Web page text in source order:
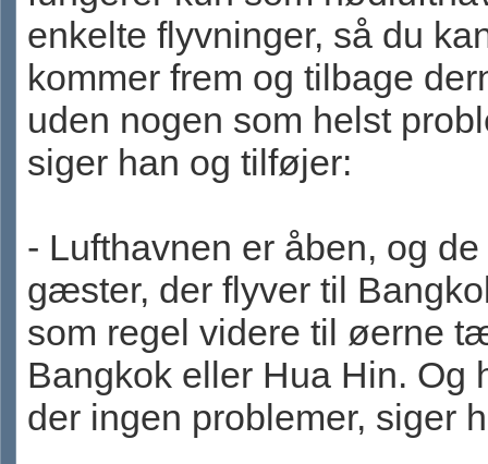
enkelte flyvninger, så du
kommer frem og tilbage
uden nogen som helst
siger han og tilføjer:
- Lufthavnen er åben, og
gæster, der flyver til
som regel videre til øerne
Bangkok eller Hua Hin. Og
der ingen problemer, siger